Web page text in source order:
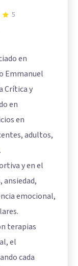
5
en
Emmanuel
Crítica y
en
en
adultos,
y en el
ansiedad,
emocional,
terapias
el
cada